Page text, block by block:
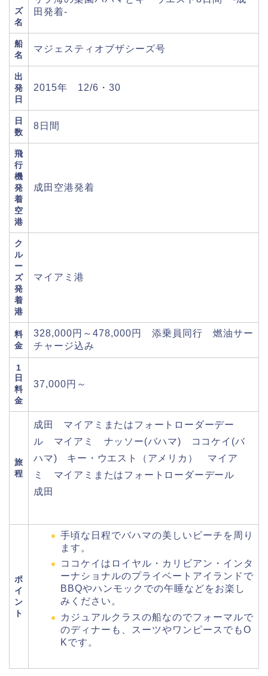
ズ
名
田発着-
船
名
マジェスティオブザシーズ号
出
発
日
2015年 12/6・30
日
数
8日間
飛
行
機
発
着
空
港
成田空港発着
ク
ル
ー
ズ
発
着
港
マイアミ港
料
金
328,000円～478,000円 添乗員同行 燃油サー
チャージ込み
1
日
料
金
37,000円～
旅
程
成田 マイアミまたはフォートローダーデー
ル マイアミ ナッソー(バハマ) ココケイ(バ
ハマ) キー・ウエスト（アメリカ） マイア
ミ マイアミまたはフォートローダーデール
成田
ポ
イ
ン
ト
手頃な日程でバハマの美しいビーチを周り
ます。
ココケイはロイヤル・カリビアン・インタ
ーナショナルのプライベートアイランドで
BBQやハンモックでの午睡などをお楽し
みください。
カジュアルクラスの船なのでフォーマルで
のディナーも、スーツやワンピースでもO
Kです。